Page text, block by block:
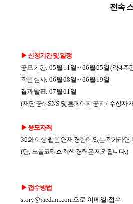
전속
▶ 신청기간 및 일정
공모 기간: 05월 11일 ~ 06월 05일 (약4주
작품 심사: 06월 08일 ~ 06월 19일
결과 발표: 07월 01일
(재담 공식SNS 및 홈페이지 공지 / 수상자
▶ 응모자격
30화 이상 웹툰 연재 경험이 있는 작가라면
(단, 노블코믹스 각색 경력은 제외됩니다.)
▶ 접수방법
story@jaedam.com으로 이메일 접수